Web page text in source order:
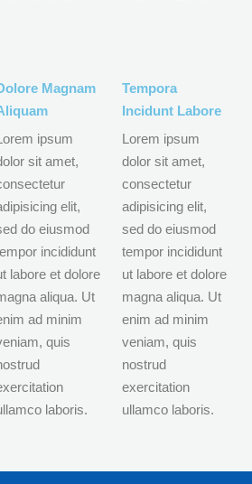
Magnam
ipsum
sit amet,
elit,
do eiusmod
incididunt
labore et dolore
aliqua. Ut
ad minim
quis
laboris.
Tempora
Incidunt Labore
Lorem ipsum
dolor sit amet,
consectetur
adipisicing elit,
sed do eiusmod
tempor incididunt
ut labore et dolore
magna aliqua. Ut
enim ad minim
veniam, quis
nostrud
exercitation
ullamco laboris.